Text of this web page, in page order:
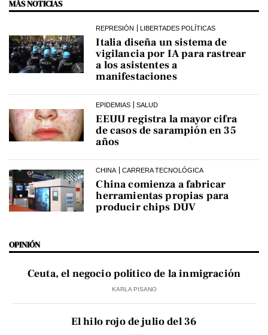
MÁS NOTICIAS
REPRESIÓN LIBERTADES POLÍTICAS
Italia diseña un sistema de
vigilancia por IA para rastrear
a los asistentes a
manifestaciones
EPIDEMIAS SALUD
EEUU registra la mayor cifra
de casos de sarampión en 35
años
CHINA CARRERA TECNOLÓGICA
China comienza a fabricar
herramientas propias para
producir chips DUV
OPINIÓN
Ceuta, el negocio político de la inmigración
KARLA PISANO
El hilo rojo de julio del 36